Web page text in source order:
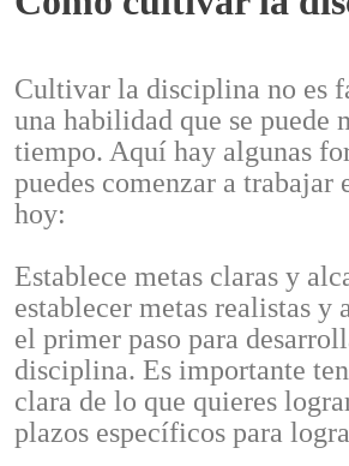
Cultivar la disciplina no es
una habilidad que se puede
tiempo. Aquí hay algunas
puedes comenzar a trabajar
hoy:
Establece metas claras y
establecer metas realistas y
el primer paso para
disciplina. Es importante
clara de lo que quieres
plazos específicos para